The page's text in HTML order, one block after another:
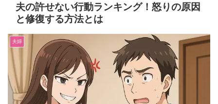
夫の許せない行動ランキング！怒りの原因
と修復する方法とは
夫婦